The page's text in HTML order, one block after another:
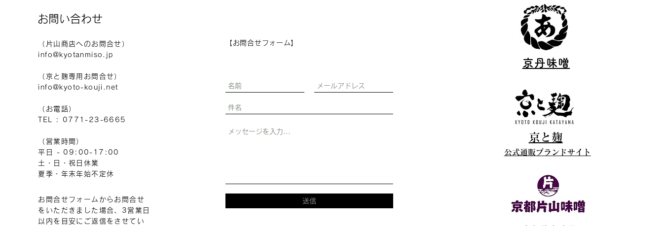
お問い合わせ
（片山商店へのお問合せ）
info@kyotanmiso.jp
（京と麹専用お問合せ）
info@kyoto-kouji.net
（お電話）
TEL : 0771-23-6665
（営業時間）
平日 - 09:00-17:00
土・日・祝日休業
夏季・年末年始不定休
お問合せフォームからお問合せ
をいただきました場合、3営業日
以内を目安にご返信をさせてい
【お問合せフォーム】
送信
京丹味噌
京と麹
公式通販ブランドサイト